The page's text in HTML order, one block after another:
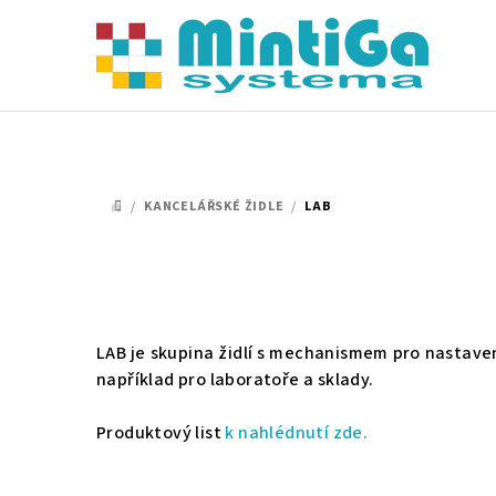
DOMŮ
/ KANCELÁŘSKÉ ŽIDLE / LAB
LAB je skupina židlí s mechanismem pro
například pro laboratoře a sklady.
Produktový listk nahlédnutí zde.